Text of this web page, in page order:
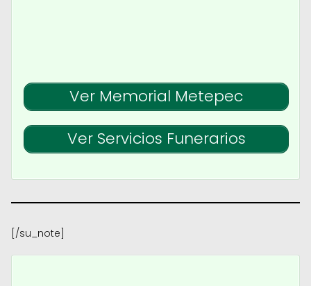
Ver Memorial Metepec
Ver Servicios Funerarios
[/su_note]